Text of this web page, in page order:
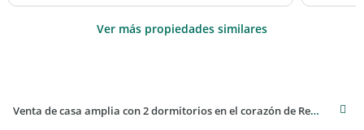
Ver más propiedades similares
Venta de casa amplia con 2 dormitorios en el corazón de Resistencia